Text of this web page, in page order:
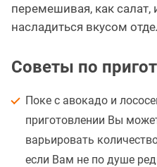
перемешивая, как
насладиться вкусом
Советы по
Поке с авокадо и
приготовлении Вы
варьировать
если Вам не по душе